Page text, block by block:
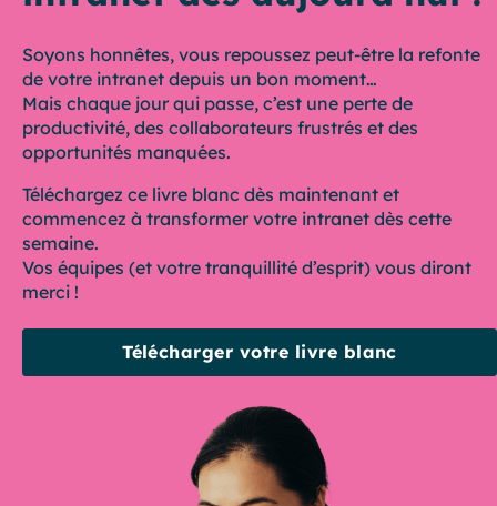
Soyons honnêtes, vous repoussez peut-être la refonte
de votre intranet depuis un bon moment…
Mais chaque jour qui passe, c’est une perte de
productivité, des collaborateurs frustrés et des
opportunités manquées.
Téléchargez ce livre blanc dès maintenant et
commencez à transformer votre intranet dès cette
semaine.
Vos équipes (et votre tranquillité d’esprit) vous diront
merci !
Télécharger votre livre blanc